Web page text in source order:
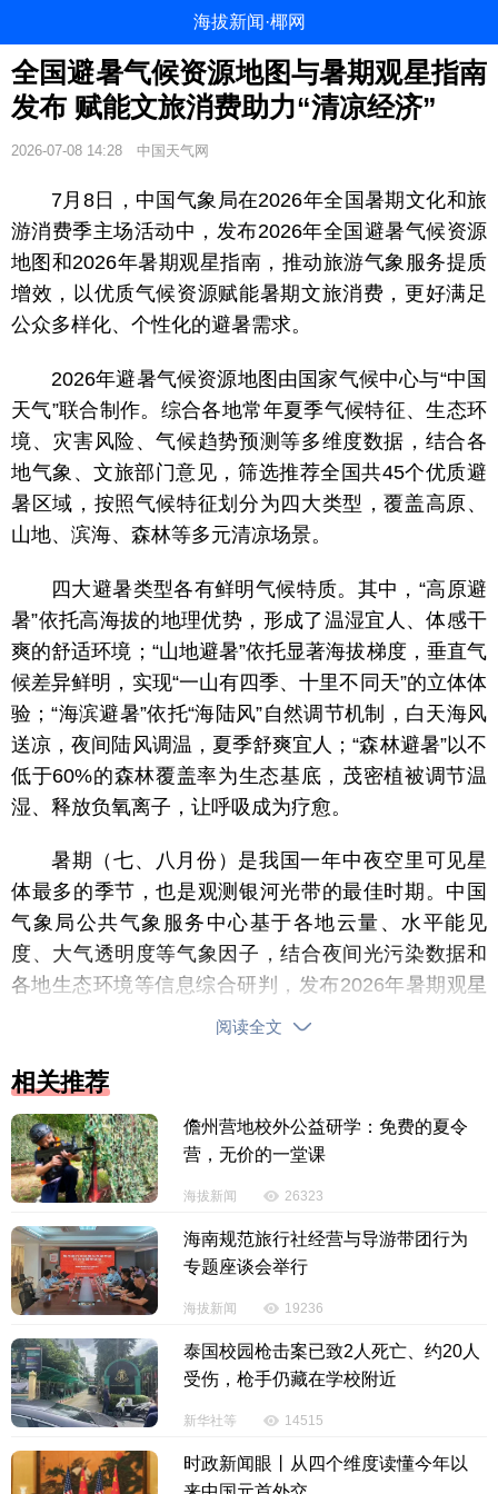
海拔新闻·椰网
全国避暑气候资源地图与暑期观星指南
发布 赋能文旅消费助力“清凉经济”
2026-07-08 14:28 中国天气网
7月8日，中国气象局在2026年全国暑期文化和旅
游消费季主场活动中，发布2026年全国避暑气候资源
地图和2026年暑期观星指南，推动旅游气象服务提质
增效，以优质气候资源赋能暑期文旅消费，更好满足
公众多样化、个性化的避暑需求。
2026年避暑气候资源地图由国家气候中心与“中国
天气”联合制作。综合各地常年夏季气候特征、生态环
境、灾害风险、气候趋势预测等多维度数据，结合各
地气象、文旅部门意见，筛选推荐全国共45个优质避
暑区域，按照气候特征划分为四大类型，覆盖高原、
山地、滨海、森林等多元清凉场景。
四大避暑类型各有鲜明气候特质。其中，“高原避
暑”依托高海拔的地理优势，形成了温湿宜人、体感干
爽的舒适环境；“山地避暑”依托显著海拔梯度，垂直气
候差异鲜明，实现“一山有四季、十里不同天”的立体体
验；“海滨避暑”依托“海陆风”自然调节机制，白天海风
送凉，夜间陆风调温，夏季舒爽宜人；“森林避暑”以不
低于60%的森林覆盖率为生态基底，茂密植被调节温
湿、释放负氧离子，让呼吸成为疗愈。
暑期（七、八月份）是我国一年中夜空里可见星
体最多的季节，也是观测银河光带的最佳时期。中国
气象局公共气象服务中心基于各地云量、水平能见
度、大气透明度等气象因子，结合夜间光污染数据和
各地生态环境等信息综合研判，发布2026年暑期观星
指南，推荐较为适宜观星的区域共59个。在此基础
宜观星区域，为观星爱好者提供了多样化选择。
国家气候中心高级工程师赵琳介绍，避暑气候资
源地图以气象行业标准《气候资源评价避暑旅游目的
地》为重要依据，紧扣气象服务赋能乡村振兴、支撑
美丽中国建设的总体工作要求，将气象业务规范、民
生需求和产业发展有机融合。
中国气象局公共气象服务中心首席王秀荣介绍，
观星指南从分级筛选点位、分地域提炼特色、分月份
量化气候特征、分类型预警各类风险四大维度做出差
异化设计，兼顾专业性与大众出行实用性。
（原标题：全国避暑气候资源地图与暑期观星指
阅读全文
相关推荐
儋州营地校外公益研学：免费的夏令
营，无价的一堂课
海拔新闻 26323
海南规范旅行社经营与导游带团行为
专题座谈会举行
海拔新闻 19236
泰国校园枪击案已致2人死亡、约20人
受伤，枪手仍藏在学校附近
新华社等 14515
时政新闻眼丨从四个维度读懂今年以